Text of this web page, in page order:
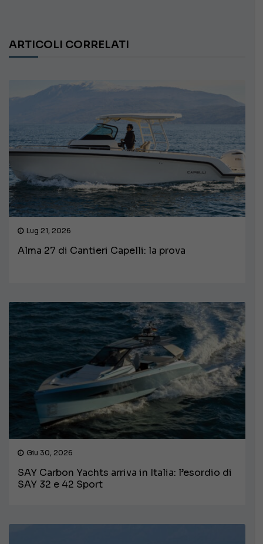
ARTICOLI CORRELATI
Lug 21, 2026
Alma 27 di Cantieri Capelli: la prova
Giu 30, 2026
SAY Carbon Yachts arriva in Italia: l’esordio di
SAY 32 e 42 Sport